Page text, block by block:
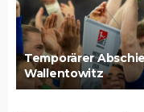
Temporärer
Wallentowitz